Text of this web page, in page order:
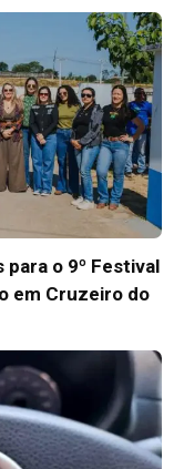
o 9º Festival
em Cruzeiro do